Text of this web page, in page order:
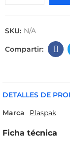
SKU: N/A
DETALLES DE
Marca
Plaspak
Ficha técnica